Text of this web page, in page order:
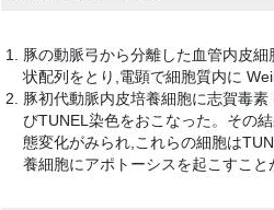
豚の動脈弓から分離した血管内皮
状配列をとり,電顕で細胞質内に
豚初代動脈内皮培養細胞に志賀毒
びTUNEL染色をおこなった。その
態変化がみられ,これらの細胞は
養細胞にアポトーシスを起こすこと